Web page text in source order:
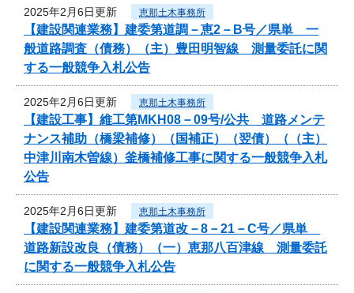
2025年2月6日更新 恵那土木事務所
【建設関連業務】建委第道調－恵2－B号／県単 一
般道路調査（債務）（主）豊田明智線 測量委託に関
する一般競争入札公告
2025年2月6日更新 恵那土木事務所
【建設工事】維工第MKH08－09号/公共 道路メンテ
ナンス補助（橋梁補修）（国補正）（翌債）（（主）
中津川南木曽線）釜橋補修工事に関する一般競争入札
公告
2025年2月6日更新 恵那土木事務所
【建設関連業務】建委第道改－8－21－C号／県単
道路新設改良（債務）（一）恵那八百津線 測量委託
に関する一般競争入札公告